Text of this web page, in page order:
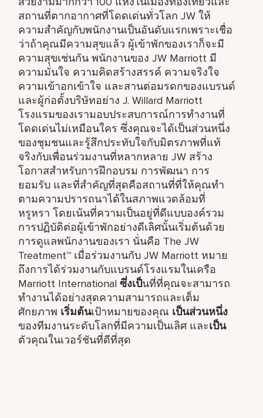
สถานที่ตากอากาศที่โดดเด่นทั่วโลก JW ให้
ความสำคัญกับพนักงานเป็นอันดับแรกเพราะเชื่อ
ว่าถ้าคุณมีความสุขแล้ว ผู้เข้าพักของเราก็จะมี
ความสุขเช่นกัน พนักงานของ JW Marriott มี
ความมั่นใจ ความคิดสร้างสรรค์ ความจริงใจ
ความเข้าอกเข้าใจ และสานต่อมรดกของแบรนด์
และผู้ก่อตั้งบริษัทอย่าง J. Willard Marriott
โรงแรมของเรามอบประสบการณ์การทำงานที่
โดดเด่นไม่เหมือนใคร ซึ่งคุณจะได้เป็นส่วนหนึ่ง
ของชุมชนและรู้สึกประทับใจกับมิตรภาพที่แท้
จริงกับเพื่อนร่วมงานที่หลากหลาย JW สร้าง
โอกาสสำหรับการฝึกอบรม การพัฒนา การ
ยอมรับ และที่สำคัญที่สุดคือสถานที่ที่ให้คุณทำ
ตามความปรารถนาได้ในสภาพแวดล้อมที่
หรูหรา โดยเน้นที่ความเป็นอยู่ที่ดีแบบองค์รวม
การปฏิบัติต่อผู้เข้าพักอย่างดีเลิศนั้นเริ่มต้นด้วย
การดูแลพนักงานของเรา นั่นคือ The JW
Treatment™ เมื่อร่วมงานกับ JW Marriott หมาย
ถึงการได้ร่วมงานกับแบรนด์โรงแรมในเครือ
Marriott Internationalซึ่งเป็นที่ที่คุณจะสามารถ
ทำงานได้อย่างสุดความสามารถและเต็ม
ศักยภาพ เริ่มต้นเป้าหมายของคุณ เป็นส่วนหนึ่ง
ของทีมงานระดับโลกที่มีความเป็นเลิศ และเป็น
ตัวคุณในเวอร์ชันที่ดีที่สุด